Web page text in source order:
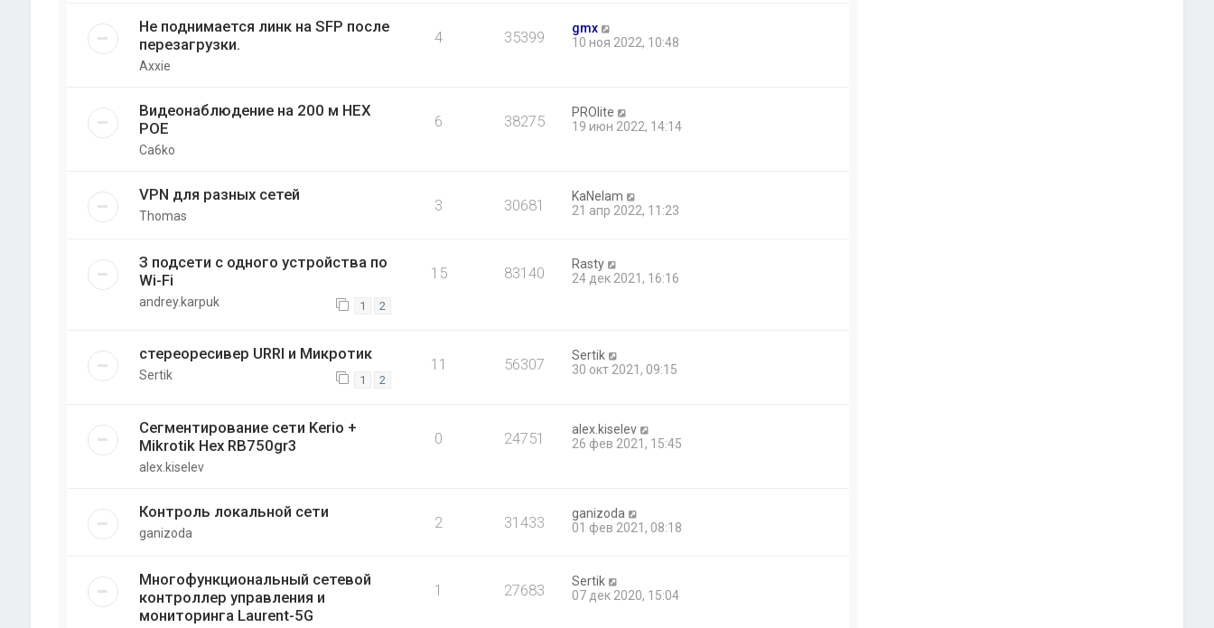
Не поднимается линк на SFP после
перезагрузки.
Axxie
4 35399
gmx
10 ноя 2022, 10:48
Видеонаблюдение на 200 м НЕХ
РОЕ
Ca6ko
6 38275
PROlite
19 июн 2022, 14:14
VPN для разных сетей
Thomas
3 30681
KaNelam
21 апр 2022, 11:23
З подсети с одного устройства по
Wi-Fi
andrey.karpuk 1 2
15 83140
Rasty
24 дек 2021, 16:16
стереоресивер URRI и Микротик
Sertik 1 2
11 56307
Sertik
30 окт 2021, 09:15
Сегментирование сети Kerio +
Mikrotik Hex RB750gr3
alex.kiselev
0 24751
alex.kiselev
26 фев 2021, 15:45
Контроль локальной сети
ganizoda
2 31433
ganizoda
01 фев 2021, 08:18
Многофункциональный сетевой
контроллер управления и
мониторинга Laurent-5G
1 27683
Sertik
07 дек 2020, 15:04